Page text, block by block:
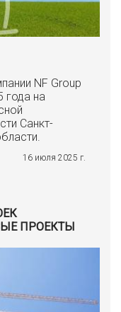
NF Group
года на
Санкт-
16 июля 2025 г.
ПРОЕКТЫ